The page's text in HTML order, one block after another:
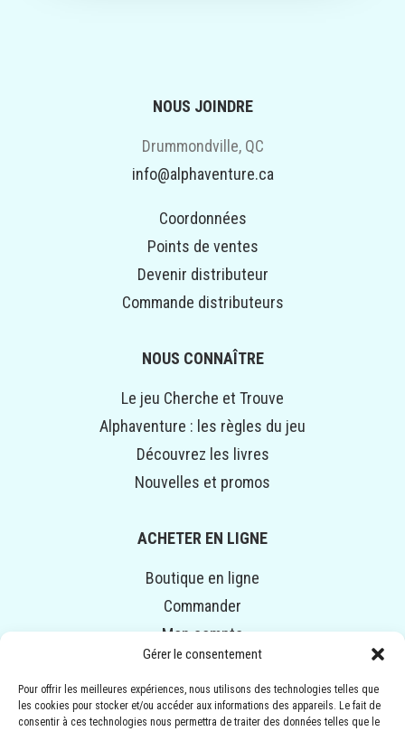
Gérer le consentement
Pour offrir les meilleures expériences, nous utilisons des technologies telles que
les cookies pour stocker et/ou accéder aux informations des appareils. Le fait de
consentir à ces technologies nous permettra de traiter des données telles que le
NOUS JOINDRE
Drummondville, QC
info@alphaventure.ca
Coordonnées
Points de ventes
Devenir distributeur
Commande distributeurs
NOUS CONNAÎTRE
Le jeu Cherche et Trouve
Alphaventure : les règles du jeu
Découvrez les livres
Nouvelles et promos
ACHETER EN LIGNE
Boutique en ligne
Commander
Mon compte
Panier
© COPYRIGHT 2014-2024 ALPHAVENTURE. TOUS DROITS